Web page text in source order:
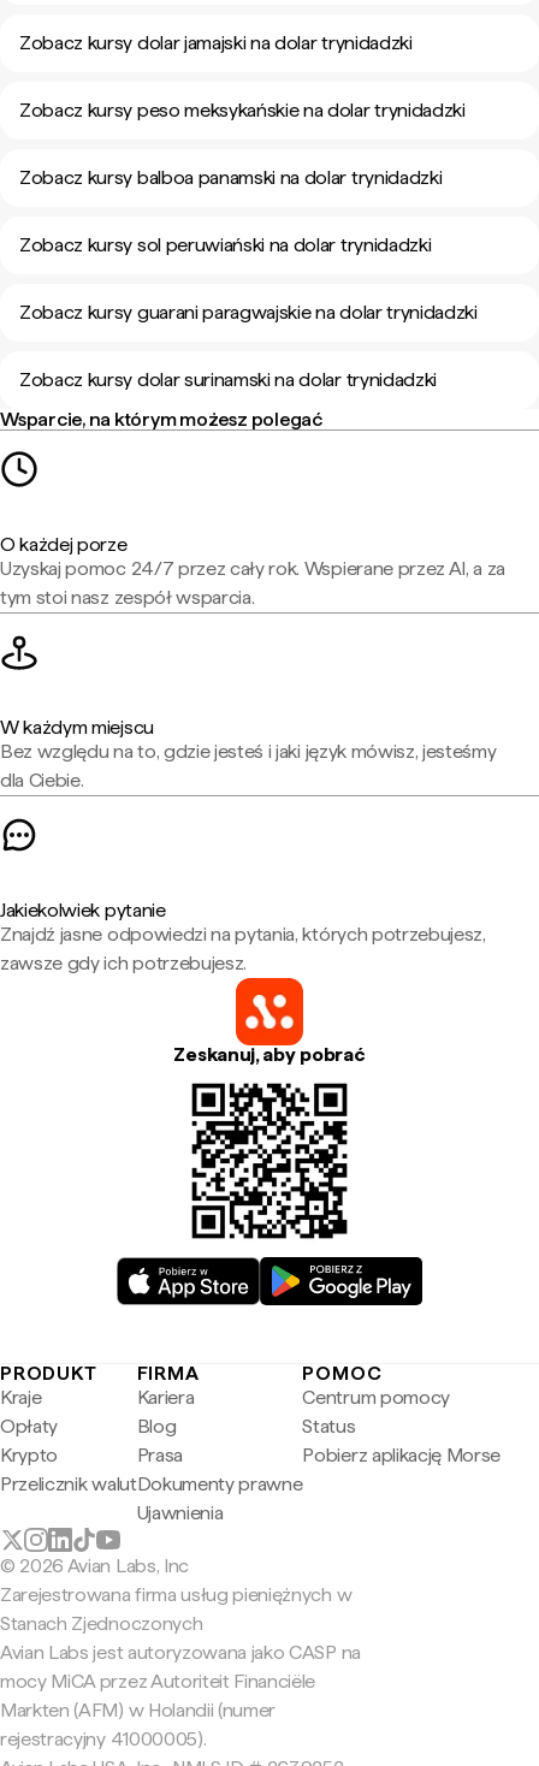
Zobacz kursy dolar jamajski na dolar trynidadzki
Zobacz kursy peso meksykańskie na dolar trynidadzki
Zobacz kursy balboa panamski na dolar trynidadzki
Zobacz kursy sol peruwiański na dolar trynidadzki
Zobacz kursy guarani paragwajskie na dolar trynidadzki
Zobacz kursy dolar surinamski na dolar trynidadzki
Wsparcie, na którym możesz polegać
O każdej porze
Uzyskaj pomoc 24/7 przez cały rok. Wspierane przez AI, a za
tym stoi nasz zespół wsparcia.
W każdym miejscu
Bez względu na to, gdzie jesteś i jaki język mówisz, jesteśmy
dla Ciebie.
Jakiekolwiek pytanie
Znajdź jasne odpowiedzi na pytania, których potrzebujesz,
zawsze gdy ich potrzebujesz.
Zeskanuj, aby pobrać
PRODUKT
Kraje
Opłaty
Krypto
Przelicznik walut
FIRMA
Kariera
Blog
Prasa
Dokumenty prawne
Ujawnienia
POMOC
Centrum pomocy
Status
Pobierz aplikację Morse
© 2026 Avian Labs, Inc
Zarejestrowana firma usług pieniężnych w
Stanach Zjednoczonych
Avian Labs jest autoryzowana jako CASP na
mocy MiCA przez Autoriteit Financiële
Markten (AFM) w Holandii (numer
rejestracyjny 41000005).